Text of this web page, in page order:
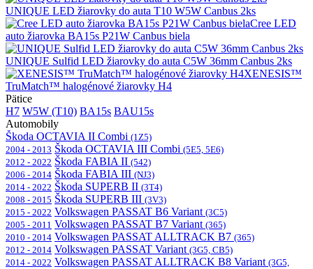
UNIQUE LED žiarovky do auta T10 W5W Canbus 2ks
Cree LED
auto žiarovka BA15s P21W Canbus biela
UNIQUE Sulfid LED žiarovky do auta C5W 36mm Canbus 2ks
XENESIS™
TruMatch™ halogénové žiarovky H4
Pätice
H7 W5W (T10) BA15s BAU15s
Automobily
Škoda OCTAVIA II Combi (1Z5)
2004 - 2013 Škoda OCTAVIA III Combi (5E5, 5E6)
2012 - 2022 Škoda FABIA II (542)
2006 - 2014 Škoda FABIA III (NJ3)
2014 - 2022 Škoda SUPERB II (3T4)
2008 - 2015 Škoda SUPERB III (3V3)
2015 - 2022 Volkswagen PASSAT B6 Variant (3C5)
2005 - 2011 Volkswagen PASSAT B7 Variant (365)
2010 - 2014 Volkswagen PASSAT ALLTRACK B7 (365)
2012 - 2014 Volkswagen PASSAT Variant (3G5, CB5)
2014 - 2022 Volkswagen PASSAT ALLTRACK B8 Variant (3G5,